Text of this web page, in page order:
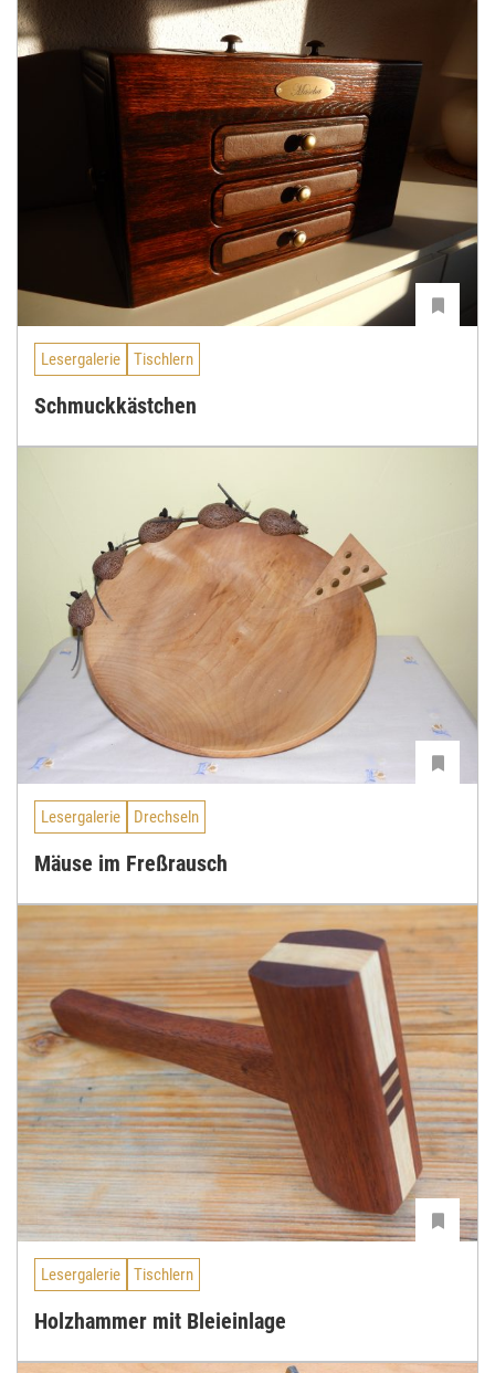
Lesergalerie Tischlern
Schmuckkästchen
Lesergalerie Drechseln
Mäuse im Freßrausch
Lesergalerie Tischlern
Holzhammer mit Bleieinlage